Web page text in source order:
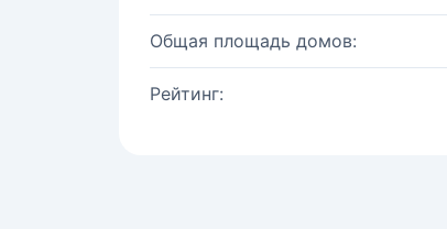
Общая площадь домов:
Рейтинг: